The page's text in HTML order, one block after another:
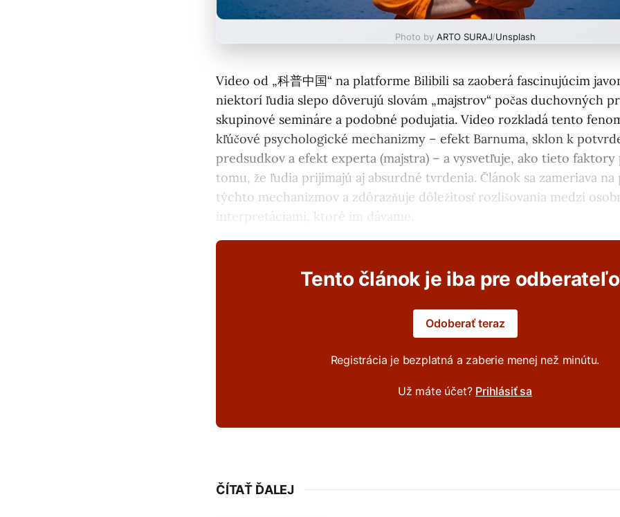
Photo by ARTO SURAJ/Unsplash
Video od „科普中国“ na platforme Bilibili sa zaoberá fascinujúcim
niektorí ľudia slepo dôverujú slovám „majstrov“ počas duchovných
skupinové semináre a podobné podujatia. Video rozkladá tento
kľúčové psychologické mechanizmy – efekt Barnuma, sklon k
predsudkov a efekt experta (majstra) – a vysvetľuje, ako tieto faktory
tomu, že ľudia prijímajú aj absurdné tvrdenia. Článok sa zameriava
týchto mechanizmov a zdôrazňuje dôležitosť rozlišovania medzi
interpretáciami, ktoré im dávame.
Tento článok je iba pre
Odoberať teraz
Registrácia je bezplatná a zaberie menej než minútu.
Už máte účet? Prihlásiť sa
ČÍTAŤ ĎALEJ